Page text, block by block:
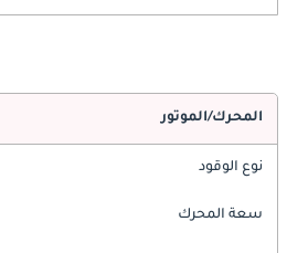
المحرك/الموتور
نوع الوقود
سعة المحرك